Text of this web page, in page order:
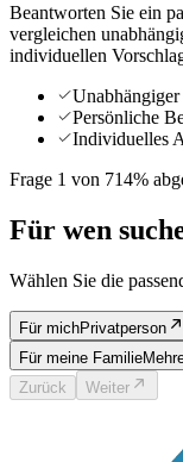
Beantworten Sie ein
vergleichen
individuellen
Persönliche
Individuelles
Frage 1 von 714%
Für wen
Wählen Sie die
Für michPrivatperson
Für meine Familie
Zurück
Weiter